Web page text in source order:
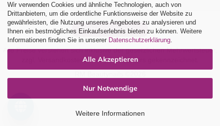
Wir verwenden Cookies und ähnliche Technologien, auch von
Drittanbietern, um die ordentliche Funktionsweise der Website zu
gewährleisten, die Nutzung unseres Angebotes zu analysieren und
Ihnen ein bestmögliches Einkaufserlebnis bieten zu können. Weitere
Informationen finden Sie in unserer Datenschutzerklärung
Alle Akzeptieren
Nur Notwendige
Weitere Informationen
Vertrag widerrufen
Alle Preise verstehen sich inklusive der gesetzlichen Mehrwertsteuer,
Versandkostensoweit nicht anders gekennzeichnet.